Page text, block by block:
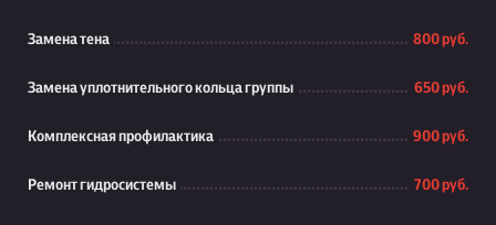
Замена тена 800 руб.
Замена уплотнительного кольца группы 650 руб.
Комплексная профилактика 900 руб.
Ремонт гидросистемы 700 руб.